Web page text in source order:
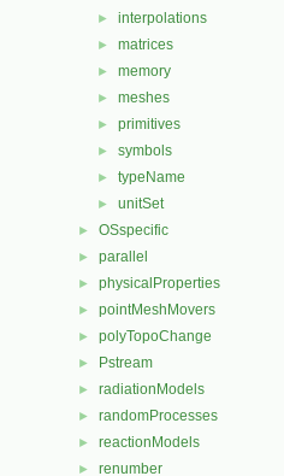
► interpolations
► matrices
► memory
► meshes
► primitives
► symbols
► typeName
► unitSet
► OSspecific
► parallel
► physicalProperties
► pointMeshMovers
► polyTopoChange
► Pstream
► radiationModels
► randomProcesses
► reactionModels
► renumber